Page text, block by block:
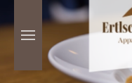
Zum
Hauptinhalt
springen